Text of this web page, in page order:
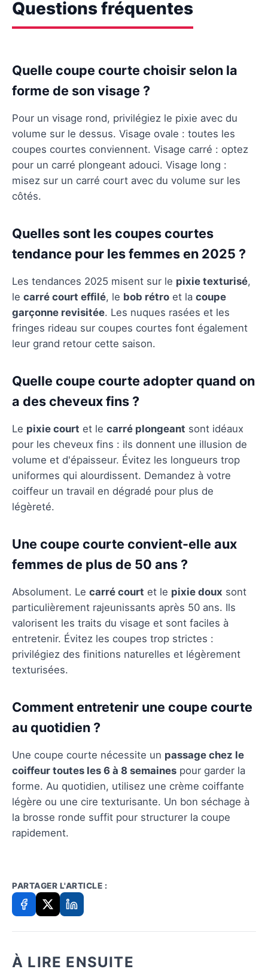
Questions fréquentes
Quelle coupe courte choisir selon la
forme de son visage ?
Pour un visage rond, privilégiez le pixie avec du
volume sur le dessus. Visage ovale : toutes les
coupes courtes conviennent. Visage carré : optez
pour un carré plongeant adouci. Visage long :
misez sur un carré court avec du volume sur les
côtés.
Quelles sont les coupes courtes
tendance pour les femmes en 2025 ?
Les tendances 2025 misent sur le pixie texturisé,
le carré court effilé, le bob rétro et la coupe
garçonne revisitée. Les nuques rasées et les
fringes rideau sur coupes courtes font également
leur grand retour cette saison.
Quelle coupe courte adopter quand on
a des cheveux fins ?
Le pixie court et le carré plongeant sont idéaux
pour les cheveux fins : ils donnent une illusion de
volume et d'épaisseur. Évitez les longueurs trop
uniformes qui alourdissent. Demandez à votre
coiffeur un travail en dégradé pour plus de
légèreté.
Une coupe courte convient-elle aux
femmes de plus de 50 ans ?
Absolument. Le carré court et le pixie doux sont
particulièrement rajeunissants après 50 ans. Ils
valorisent les traits du visage et sont faciles à
entretenir. Évitez les coupes trop strictes :
privilégiez des finitions naturelles et légèrement
texturisées.
Comment entretenir une coupe courte
au quotidien ?
Une coupe courte nécessite un passage chez le
coiffeur toutes les 6 à 8 semaines pour garder la
forme. Au quotidien, utilisez une crème coiffante
légère ou une cire texturisante. Un bon séchage à
la brosse ronde suffit pour structurer la coupe
rapidement.
PARTAGER L'ARTICLE :
À LIRE ENSUITE